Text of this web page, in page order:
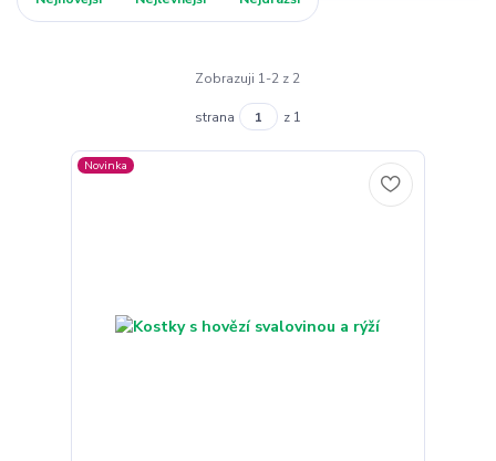
Zobrazuji 1-2 z 2
strana z 1
Novinka